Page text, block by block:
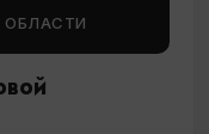
ОБЛАСТИ